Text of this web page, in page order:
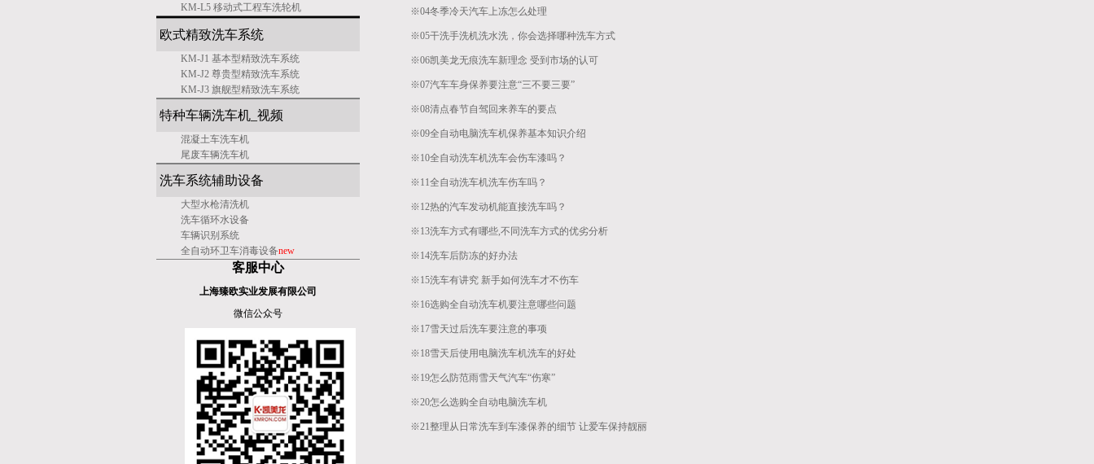
KM-L5 移动式工程车洗轮机
欧式精致洗车系统
KM-J1 基本型精致洗车系统
KM-J2 尊贵型精致洗车系统
KM-J3 旗舰型精致洗车系统
特种车辆洗车机_视频
混凝土车洗车机
尾废车辆洗车机
洗车系统辅助设备
大型水枪清洗机
洗车循环水设备
车辆识别系统
全自动环卫车消毒设备new
客服中心
上海臻欧实业发展有限公司
微信公众号
※04冬季冷天汽车上冻怎么处理
※05干洗手洗机洗水洗，你会选择哪种洗车方式
※06凯美龙无痕洗车新理念 受到市场的认可
※07汽车车身保养要注意“三不要三要”
※08清点春节自驾回来养车的要点
※09全自动电脑洗车机保养基本知识介绍
※10全自动洗车机洗车会伤车漆吗？
※11全自动洗车机洗车伤车吗？
※12热的汽车发动机能直接洗车吗？
※13洗车方式有哪些,不同洗车方式的优劣分析
※14洗车后防冻的好办法
※15洗车有讲究 新手如何洗车才不伤车
※16选购全自动洗车机要注意哪些问题
※17雪天过后洗车要注意的事项
※18雪天后使用电脑洗车机洗车的好处
※19怎么防范雨雪天气汽车“伤寒”
※20怎么选购全自动电脑洗车机
※21整理从日常洗车到车漆保养的细节 让爱车保持靓丽